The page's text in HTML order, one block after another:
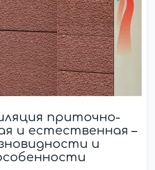
приточно-
и естественная –
и